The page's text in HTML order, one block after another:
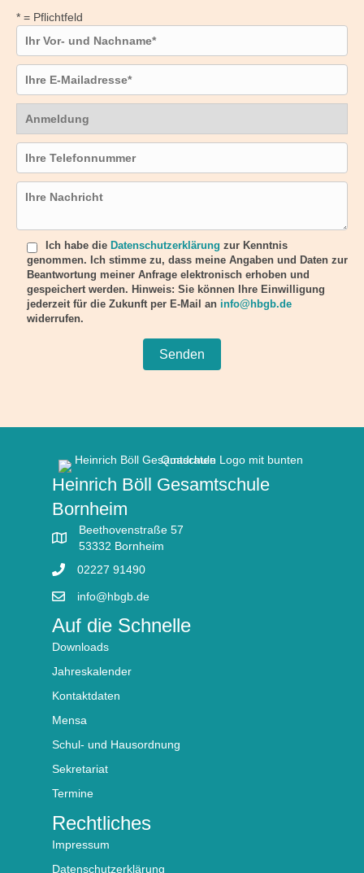
* = Pflichtfeld
Bitte lasse dieses Feld leer.
Ich habe die Datenschutzerklärung zur Kenntnis
genommen. Ich stimme zu, dass meine Angaben und Daten zur
Beantwortung meiner Anfrage elektronisch erhoben und
gespeichert werden. Hinweis: Sie können Ihre Einwilligung
jederzeit für die Zukunft per E-Mail an info@hbgb.de
widerrufen.
Heinrich Böll Gesamtschule
Bornheim
Beethovenstraße 57
53332 Bornheim
02227 91490
info@hbgb.de
Auf die Schnelle
Downloads
Jahreskalender
Kontaktdaten
Mensa
Schul- und Hausordnung
Sekretariat
Termine
Rechtliches
Impressum
Datenschutzerklärung